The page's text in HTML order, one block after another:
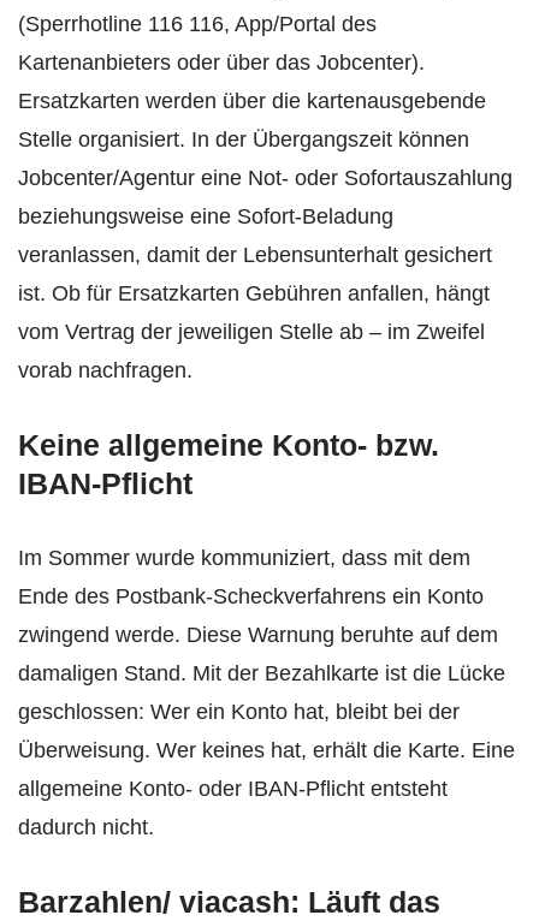
(Sperrhotline 116 116, App/Portal des
Kartenanbieters oder über das Jobcenter).
Ersatzkarten werden über die kartenausgebende
Stelle organisiert. In der Übergangszeit können
Jobcenter/Agentur eine Not- oder Sofortauszahlung
beziehungsweise eine Sofort‑Beladung
veranlassen, damit der Lebensunterhalt gesichert
ist. Ob für Ersatzkarten Gebühren anfallen, hängt
vom Vertrag der jeweiligen Stelle ab – im Zweifel
vorab nachfragen.
Keine allgemeine Konto- bzw.
IBAN-Pflicht
Im Sommer wurde kommuniziert, dass mit dem
Ende des Postbank-Scheckverfahrens ein Konto
zwingend werde. Diese Warnung beruhte auf dem
damaligen Stand. Mit der Bezahlkarte ist die Lücke
geschlossen: Wer ein Konto hat, bleibt bei der
Überweisung. Wer keines hat, erhält die Karte. Eine
allgemeine Konto- oder IBAN-Pflicht entsteht
dadurch nicht.
Barzahlen/ viacash: Läuft das